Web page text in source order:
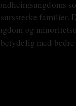
og
med